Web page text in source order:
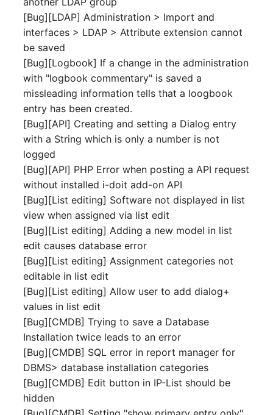
Laufwerk
Lizenzschlüssel
Login
Logische Geräte (LDEV
Server)
Logische Netzwerkports
Mobilfunk
Modell
Monitor
Netz
Netzbereiche
Server
SIM-Karte
Speichersystem
Stacking
Steckdosenleiste
Supernet
Telefon
Telefonanlage
[Bug][LDAP] Administration > Import and
interfaces > LDAP > Attribute extension cannot
be saved
[Bug][Logbook] If a change in the administration
with "logbook commentary" is saved a
missleading information tells that a loogbook
entry has been created.
[Bug][API] Creating and setting a Dialog entry
with a String which is only a number is not
logged
[Bug][API] PHP Error when posting a API request
without installed i-doit add-on API
[Bug][List editing] Software not displayed in list
view when assigned via list edit
[Bug][List editing] Adding a new model in list
edit causes database error
[Bug][List editing] Assignment categories not
editable in list edit
[Bug][List editing] Allow user to add dialog+
values in list edit
[Bug][CMDB] Trying to save a Database
Installation twice leads to an error
[Bug][CMDB] SQL error in report manager for
DBMS> database installation categories
[Bug][CMDB] Edit button in IP-List should be
hidden